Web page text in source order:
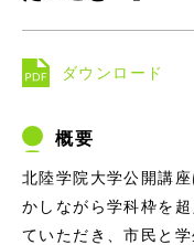
ダウンロード
概要
北陸学院大学公開講
かしながら学科枠を
ていただき、市民と